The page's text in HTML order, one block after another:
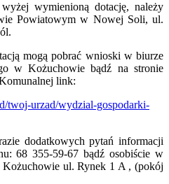
wymienioną dotację, należy
Powiatowym w Nowej Soli, ul.
mogą pobrać wnioski w biurze
w Kożuchowie bądź na stronie
link:
twoj-urzad/wydzial-gospodarki-
dodatkowych pytań informacji
68 355-59-67 bądź osobiście w
ul. Rynek 1 A , (pokój